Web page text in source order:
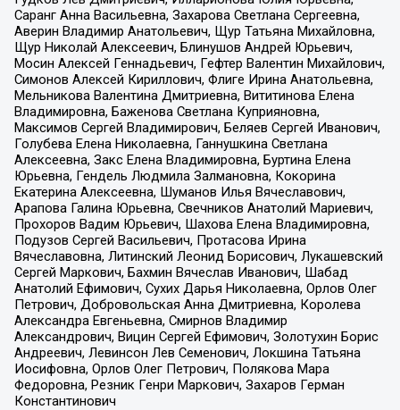
Саранг Анна Васильевна, Захарова Светлана Сергеевна,
Аверин Владимир Анатольевич, Щур Татьяна Михайловна,
Щур Николай Алексеевич, Блинушов Андрей Юрьевич,
Мосин Алексей Геннадьевич, Гефтер Валентин Михайлович,
Симонов Алексей Кириллович, Флиге Ирина Анатольевна,
Мельникова Валентина Дмитриевна, Вититинова Елена
Владимировна, Баженова Светлана Куприяновна,
Максимов Сергей Владимирович, Беляев Сергей Иванович,
Голубева Елена Николаевна, Ганнушкина Светлана
Алексеевна, Закс Елена Владимировна, Буртина Елена
Юрьевна, Гендель Людмила Залмановна, Кокорина
Екатерина Алексеевна, Шуманов Илья Вячеславович,
Арапова Галина Юрьевна, Свечников Анатолий Мариевич,
Прохоров Вадим Юрьевич, Шахова Елена Владимировна,
Подузов Сергей Васильевич, Протасова Ирина
Вячеславовна, Литинский Леонид Борисович, Лукашевский
Сергей Маркович, Бахмин Вячеслав Иванович, Шабад
Анатолий Ефимович, Сухих Дарья Николаевна, Орлов Олег
Петрович, Добровольская Анна Дмитриевна, Королева
Александра Евгеньевна, Смирнов Владимир
Александрович, Вицин Сергей Ефимович, Золотухин Борис
Андреевич, Левинсон Лев Семенович, Локшина Татьяна
Иосифовна, Орлов Олег Петрович, Полякова Мара
Федоровна, Резник Генри Маркович, Захаров Герман
Константинович